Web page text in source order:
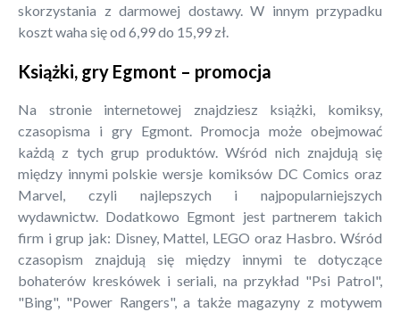
skorzystania z darmowej dostawy. W innym przypadku
koszt waha się od 6,99 do 15,99 zł.
Książki, gry Egmont – promocja
Na stronie internetowej znajdziesz książki, komiksy,
czasopisma i gry Egmont. Promocja może obejmować
każdą z tych grup produktów. Wśród nich znajdują się
między innymi polskie wersje komiksów DC Comics oraz
Marvel, czyli najlepszych i najpopularniejszych
wydawnictw. Dodatkowo Egmont jest partnerem takich
firm i grup jak: Disney, Mattel, LEGO oraz Hasbro. Wśród
czasopism znajdują się między innymi te dotyczące
bohaterów kreskówek i seriali, na przykład "Psi Patrol",
"Bing", "Power Rangers", a także magazyny z motywem